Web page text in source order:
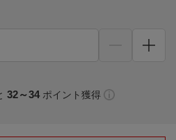
32～34 ポイント獲得